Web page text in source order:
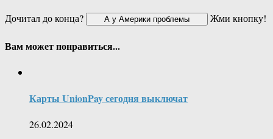
Дочитал до конца?
Жми кнопку!
Вам может понравиться...
Карты UnionPay сегодня выключат
26.02.2024